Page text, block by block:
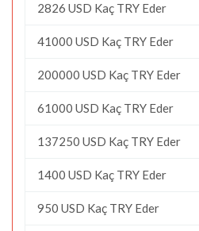
2826 USD Kaç TRY Eder
41000 USD Kaç TRY Eder
200000 USD Kaç TRY Eder
61000 USD Kaç TRY Eder
137250 USD Kaç TRY Eder
1400 USD Kaç TRY Eder
950 USD Kaç TRY Eder